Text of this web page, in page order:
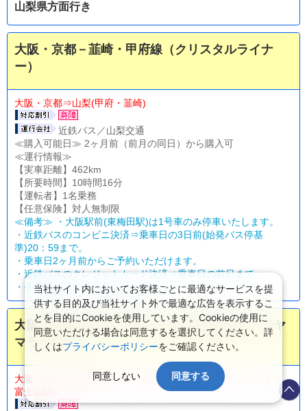
山梨県方面行き
大阪・京都－韮崎・甲府線（クリスタルライナ
ー）
大阪・京都⇒山梨(甲府・韮崎)
近鉄バス／山梨交通
≪購入可能日≫ 2ヶ月前（前月の同日）から購入可
≪運行情報≫
【実車距離】462km
【所要時間】10時間16分
【運転者】1名乗務
【任意保険】対人無制限
≪備考≫ ・大阪駅前(東梅田駅)は1号車のみ停車いたします。
・近鉄バスのコンビニ決済⇒乗車日の3日前(始発バス停基
準)20：59まで。
・乗車日2ヶ月前からご予約いただけます。
・近鉄バスのクレジットカード決済⇒乗車日の前日まで。
・ 手荷物に関するご案内はこちら。
大阪・京都－静岡・富士宮・富士山駅線（フジヤ
マライナー）
大阪・京都⇒静岡(富士宮)・山梨(河口湖・富士急ハイランド・
富士山駅)
当社サイト内においてお客様ごとに最適なサービスを提
供する目的及び当社サイト外で最適な広告を表示するこ
とを目的にCookieを使用しています。Cookieの使用に
同意いただける場合は同意するを選択してください。詳
しくはプライバシーポリシーをご確認ください。
同意しない 同意する